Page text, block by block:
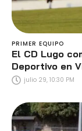
PRIMER EQUIPO
El CD Lugo
Deportivo en
julio 29, 10:30 PM